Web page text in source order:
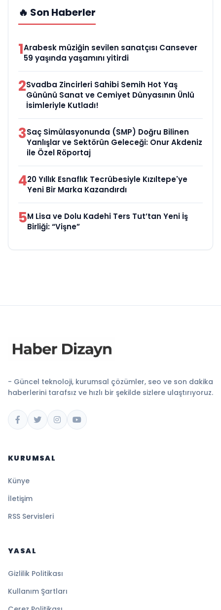
🔥 Son Haberler
1Arabesk müziğin sevilen sanatçısı Cansever
59 yaşında yaşamını yitirdi
2Svadba Zincirleri Sahibi Semih Hot Yaş
Gününü Sanat ve Cemiyet Dünyasının Ünlü
İsimleriyle Kutladı!
3Saç Simülasyonunda (SMP) Doğru Bilinen
Yanlışlar ve Sektörün Geleceği: Onur Akdeniz
ile Özel Röportaj
420 Yıllık Esnaflık Tecrübesiyle Kızıltepe'ye
Yeni Bir Marka Kazandırdı
5M Lisa ve Dolu Kadehi Ters Tut’tan Yeni İş
Birliği: “Vişne”
- Güncel teknoloji, kurumsal çözümler, seo ve son dakika
haberlerini tarafsız ve hızlı bir şekilde sizlere ulaştırıyoruz.
KURUMSAL
Künye
İletişim
RSS Servisleri
YASAL
Gizlilik Politikası
Kullanım Şartları